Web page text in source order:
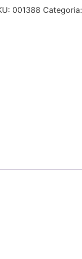
001388 Categoria: